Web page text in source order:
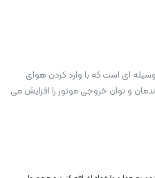
توربوشارژ بیل مکانیکی هیوندای R320-9 وسیله ای است که با وارد کردن هوای
و توان خروجی موتور را افزایش می